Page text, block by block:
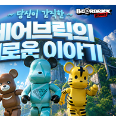
사
이
트
맵